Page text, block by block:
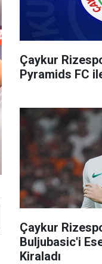
Çaykur
Pyramids FC
Çaykur
Buljubasic'i
Kiraladı